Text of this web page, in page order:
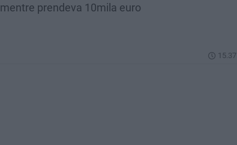
mentre prendeva 10mila euro
15.37